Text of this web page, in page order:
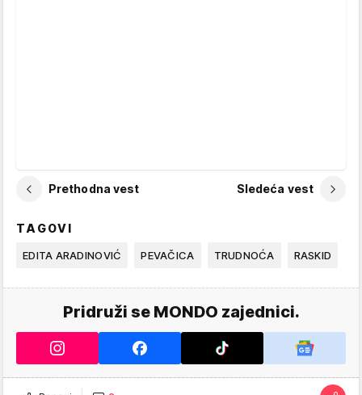
Prethodna vest Sledeća vest
TAGOVI
EDITA ARADINOVIĆ PEVAČICA TRUDNOĆA RASKID
Pridruži se MONDO zajednici.